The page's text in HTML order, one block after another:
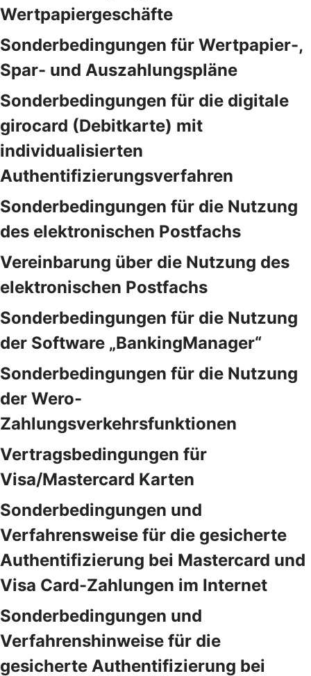
Wertpapiergeschäfte
Sonderbedingungen für Wertpapier-,
Spar- und Auszahlungspläne
Sonderbedingungen für die digitale
girocard (Debitkarte) mit
individualisierten
Authentifizierungsverfahren
Sonderbedingungen für die Nutzung
des elektronischen Postfachs
Vereinbarung über die Nutzung des
elektronischen Postfachs
Sonderbedingungen für die Nutzung
der Software „BankingManager“
Sonderbedingungen für die Nutzung
der Wero-
Zahlungsverkehrsfunktionen
Vertragsbedingungen für
Visa/Mastercard Karten
Sonderbedingungen und
Verfahrensweise für die gesicherte
Authentifizierung bei Mastercard und
Visa Card-Zahlungen im Internet
Sonderbedingungen und
Verfahrenshinweise für die
gesicherte Authentifizierung bei